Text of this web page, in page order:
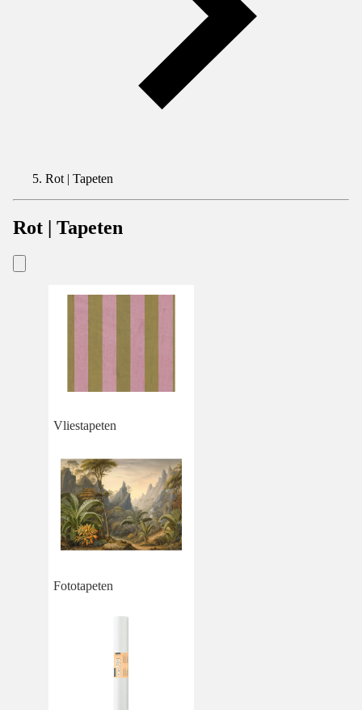
Rot | Tapeten
Rot | Tapeten
Vliestapeten
Fototapeten